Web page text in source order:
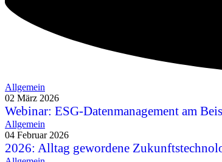
Allgemein
02 März 2026
Webinar: ESG-Datenmanagement am
Allgemein
04 Februar 2026
2026: Alltag gewordene